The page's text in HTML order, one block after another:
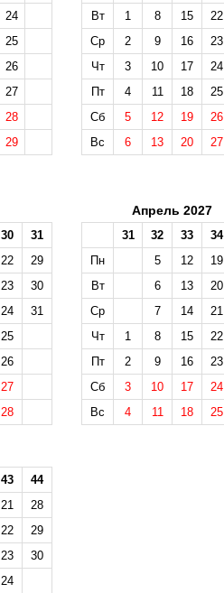
24
25
26
27
28
29
Вт
1 8 15 22
Ср
2 9 16 23
Чт
3 10 17 24
Пт
4 11 18
25
Сб
5 12 19
26
Вс
6 13 20 27
30
31
22
29
23
30
24
31
25
26
27
28
Апрель 2027
31 32 33 34
Пн
5 12 19
Вт
6 13 20
Ср
7 14 21
Чт
1 8 15 22
Пт
2 9 16 23
Сб
3 10 17
24
Вс
4 11 18 25
43
44
21
28
22
29
23
30
24